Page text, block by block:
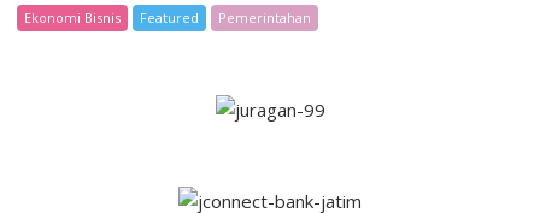
Ekonomi Bisnis Featured Pemerintahan